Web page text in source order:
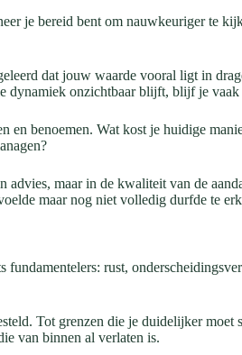
je bereid bent om nauwkeuriger te
dat jouw waarde vooral ligt in
onzichtbaar blijft, blijf je vaak
benoemen. Wat kost je huidige
maar in de kwaliteit van de
maar nog niet volledig durfde te
rust,
Tot grenzen die je duidelijker
van binnen al verlaten is.